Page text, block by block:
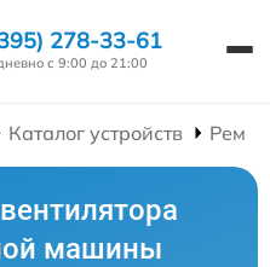
278-33-61
с 9:00 до 21:00
Каталог устройств
машины